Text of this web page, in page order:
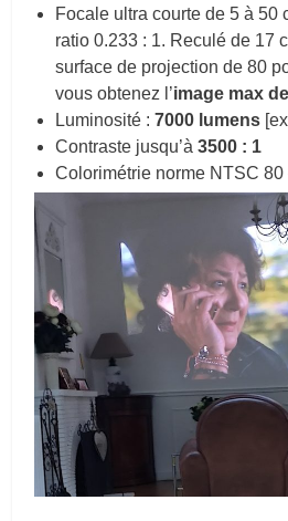
Focale ultra courte de 5 à 50
ratio 0.233 : 1. Reculé de 17
surface de projection de 80
vous obtenez l’image max
Luminosité :7000 lumens
Contraste jusqu’à3500 : 1
Colorimétrie norme NTSC 80